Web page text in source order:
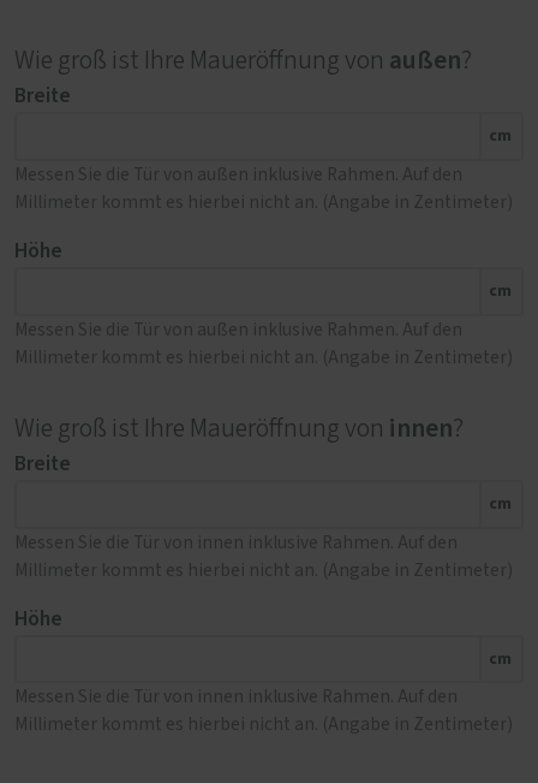
Wie groß ist Ihre Maueröffnung von außen?
Breite
cm
Messen Sie die Tür von außen inklusive Rahmen. Auf den
Millimeter kommt es hierbei nicht an. (Angabe in Zentimeter)
Höhe
cm
Messen Sie die Tür von außen inklusive Rahmen. Auf den
Millimeter kommt es hierbei nicht an. (Angabe in Zentimeter)
Wie groß ist Ihre Maueröffnung von innen?
Breite
cm
Messen Sie die Tür von innen inklusive Rahmen. Auf den
Millimeter kommt es hierbei nicht an. (Angabe in Zentimeter)
Höhe
cm
Messen Sie die Tür von innen inklusive Rahmen. Auf den
Millimeter kommt es hierbei nicht an. (Angabe in Zentimeter)